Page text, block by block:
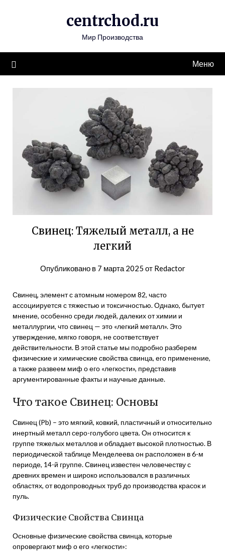
centrchod.ru
Мир Производства
Меню
Свинец: Тяжелый металл, а не
легкий
Опубликовано в 7 марта 2025 от Redactor
Свинец, элемент с атомным номером 82, часто
ассоциируется с тяжестью и токсичностью. Однако, бытует
мнение, особенно среди людей, далеких от химии и
металлургии, что свинец — это «легкий металл». Это
утверждение, мягко говоря, не соответствует
действительности. В этой статье мы подробно разберем
физические и химические свойства свинца, его применение,
а также развеем миф о его «легкости», представив
аргументированные факты и научные данные.
Что такое Свинец: Основы
Свинец (Pb) – это мягкий, ковкий, пластичный и относительно
инертный металл серо-голубого цвета. Он относится к
группе тяжелых металлов и обладает высокой плотностью. В
периодической таблице Менделеева он расположен в 6-м
периоде, 14-й группе. Свинец известен человечеству с
древних времен и широко использовался в различных
областях, от водопроводных труб до производства красок и
пуль.
Физические Свойства Свинца
Основные физические свойства свинца, которые
опровергают миф о его «легкости»: